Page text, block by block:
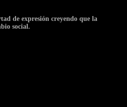
de expresión creyendo que la
social.